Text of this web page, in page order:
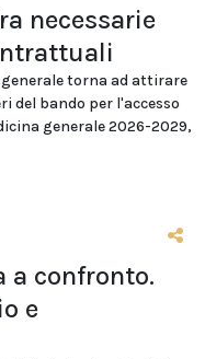
necessarie
torna ad attirare
del bando per l'accesso
generale 2026-2029,
a confronto.
e